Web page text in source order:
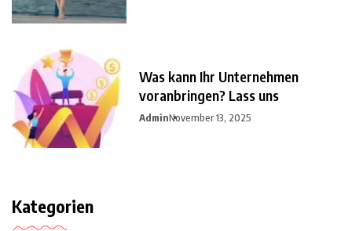
Was kann Ihr Unternehmen
voranbringen? Lass uns
AdminNovember 13, 2025
Kategorien